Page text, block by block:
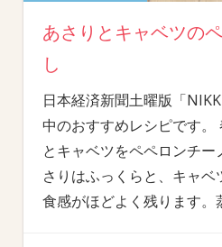
あさりとキャベツの
し
日本経済新聞土曜版「
中のおすすめレシピです。
とキャベツをペペロンチ
さりはふっくらと、キャ
食感がほどよく残ります。